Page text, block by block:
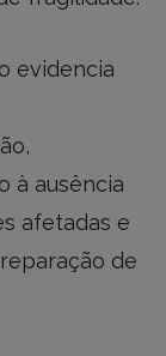
evidencia
à ausência
afetadas e
de